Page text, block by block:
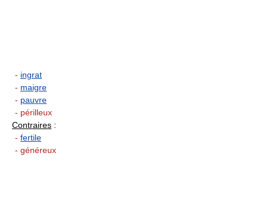
- ingrat
- maigre
- pauvre
- périlleux
Contraires :
- fertile
- généreux